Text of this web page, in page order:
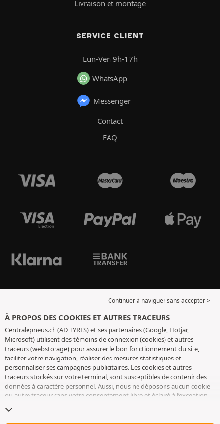
Livraison et montage
SERVICE CLIENT
Lun-Ven 9h-17h
WhatsApp
Messenger
Contact
FAQ
Continuer à naviguer sans accepter >
À PROPOS DES COOKIES ET AUTRES TRACEURS
Centralepneus.ch (AD TYRES) et ses partenaires (Google, Hotjar,
Microsoft) utilisent des témoins de connexion (cookies) et autres
traceurs (webstorage) pour assurer le bon fonctionnement du site,
faciliter votre navigation, réaliser des mesures statistiques et
personnaliser ses campagnes publicitaires. Les cookies et autres
traceurs stockés sur votre terminal, sont susceptibles de contenir des
données à caractère personnel. Aussi, nous ne déposons aucun cookie
ou autre traceur sans votre consentement libre et éclairé à l’exception
conservons votre choix pendant 6 mois. Vous pouvez retirer votre